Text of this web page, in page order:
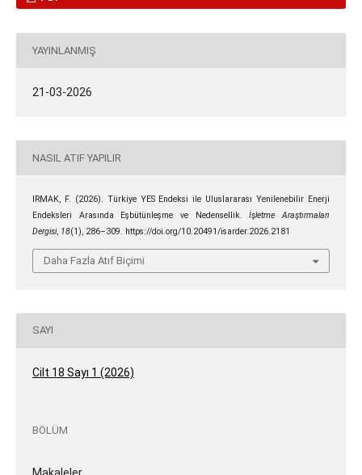
YAYINLANMIŞ
21-03-2026
NASIL ATIF YAPILIR
IRMAK, F. (2026). Türkiye YES Endeksi ile Uluslararası Yenilenebilir Enerji
Endeksleri Arasında Eşbütünleşme ve Nedensellik.İşletme Araştırmaları
Dergisi, 18(1), 286–309. https://doi.org/10.20491/isarder.2026.2181
Daha Fazla Atıf Biçimi
SAYI
Cilt 18 Sayı 1 (2026)
BÖLÜM
Makaleler